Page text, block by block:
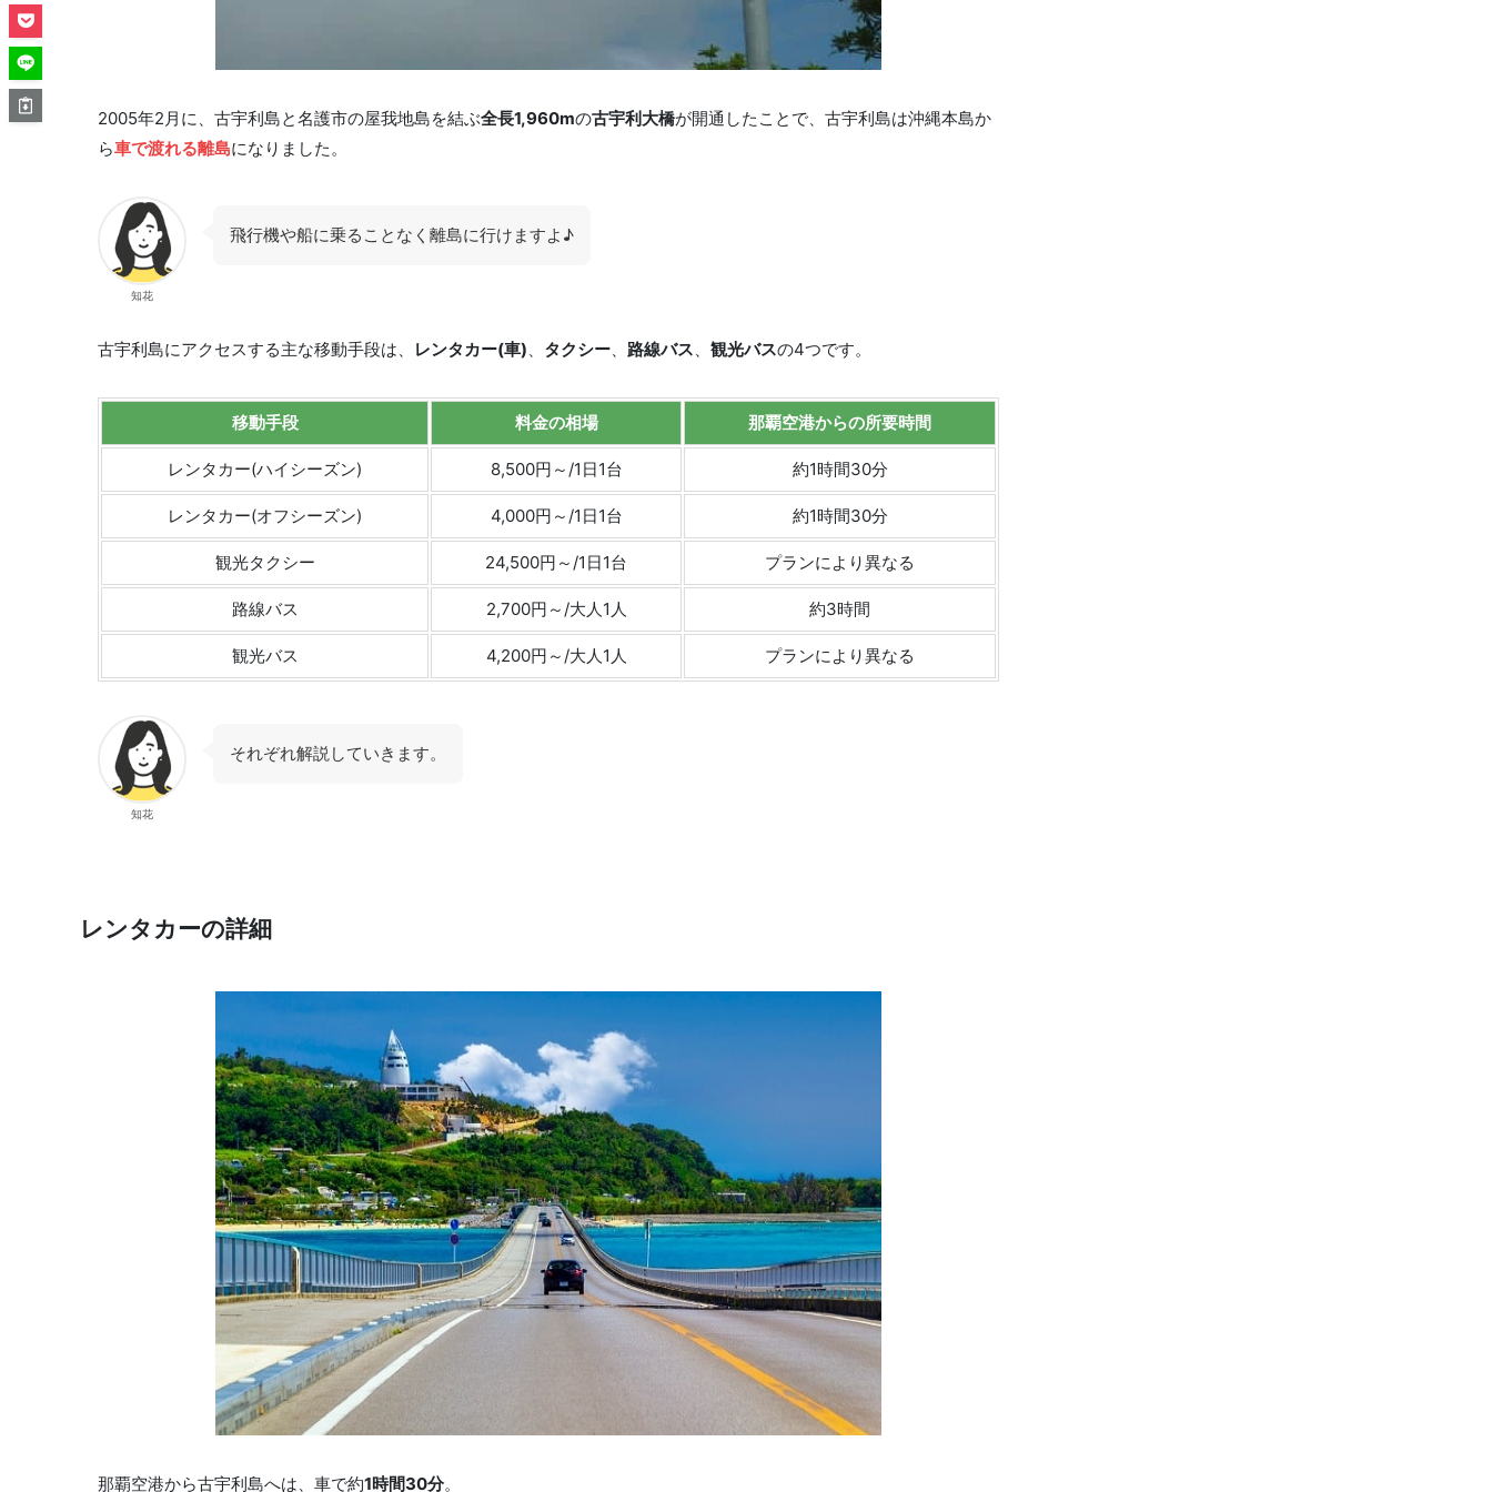
2005年2月に、古宇利島と名護市の屋我地島を結ぶ全長1,960mの古宇利大橋が開通したことで、古宇利島は沖縄本島か
ら車で渡れる離島になりました。
知花
飛行機や船に乗ることなく離島に行けますよ♪
古宇利島にアクセスする主な移動手段は、 レンタカー(車)、 タクシー、 路線バス、 観光バスの4つです。
移動手段 料金の相場 那覇空港からの所要時間
レンタカー(ハイシーズン) 8,500円～/1日1台 約1時間30分
レンタカー(オフシーズン) 4,000円～/1日1台 約1時間30分
観光タクシー 24,500円～/1日1台 プランにより異なる
路線バス 2,700円～/大人1人 約3時間
観光バス 4,200円～/大人1人 プランにより異なる
知花
それぞれ解説していきます。
レンタカーの詳細
那覇空港から古宇利島へは、車で約1時間30分。